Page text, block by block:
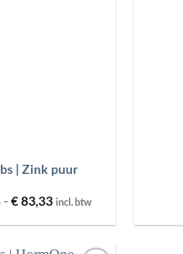
FILTER
| Zink puur
- €83,33Prijsklasse:
tot
incl. btw